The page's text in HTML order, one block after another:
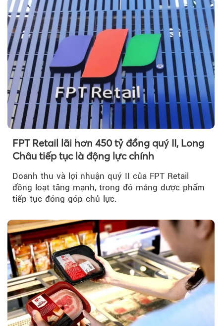
FPT Retail lãi hơn 450 tỷ đồng quý II, Long
Châu tiếp tục là động lực chính
Doanh thu và lợi nhuận quý II của FPT Retail
đồng loạt tăng mạnh, trong đó mảng dược phẩm
tiếp tục đóng góp chủ lực.